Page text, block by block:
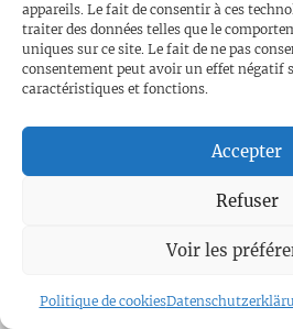
appareils. Le fait de consentir à ces
traiter des données telles que le
uniques sur ce site. Le fait de ne pas
consentement peut avoir un effet négatif
caractéristiques et fonctions.
Accepter
Refuser
Voir les
Politique de cookies